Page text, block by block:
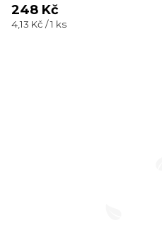
hodnocení
produktu
248 Kč
Měrná
4,13 Kč / 1 ks